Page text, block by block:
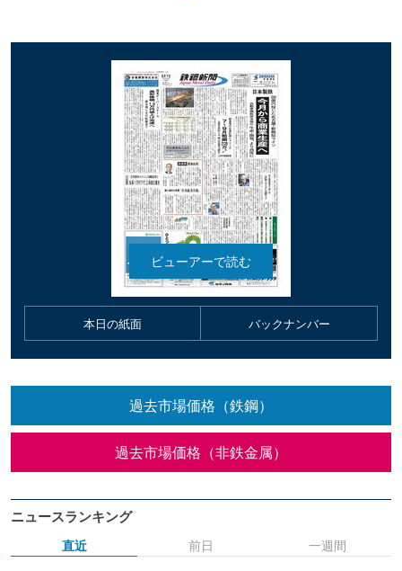
本日の紙面 バックナンバー
過去市場価格（鉄鋼）
過去市場価格（非鉄金属）
ニュースランキング
直近
前日 一週間